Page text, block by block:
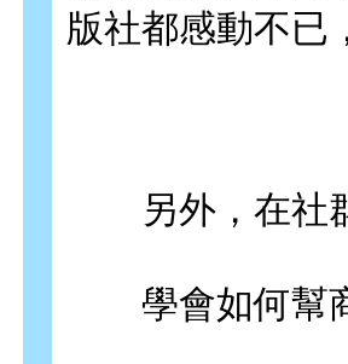
版社都感動不已
另外，在社
學會如何幫商